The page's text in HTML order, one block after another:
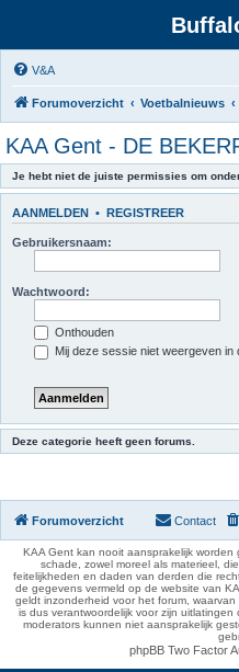
V&A
Forumoverzicht Voetbalnieuws
KAA Gent - DE
Je hebt niet de juiste permissies om
AANMELDEN • REGISTREER
Gebruikersnaam:
Wachtwoord:
Onthouden
Mij deze sessie niet weergeven in
Deze categorie heeft geen forums.
Forumoverzicht Contact
KAA Gent kan nooit aansprakelijk
schade, zowel moreel als materieel,
feitelijkheden en daden van derden die
de gegevens vermeld op de website van
geldt inzonderheid voor het forum,
is dus verantwoordelijk voor zijn
moderators kunnen niet aansprakelijk
phpBB Two Factor